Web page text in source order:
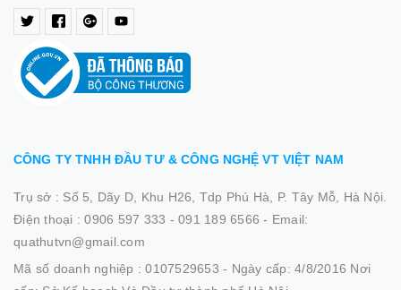
CÔNG TY TNHH ĐẦU TƯ & CÔNG NGHỆ VT VIỆT NAM
Trụ sở : Số 5, Dãy D, Khu H26, Tdp Phú Hà, P. Tây Mỗ, Hà Nội.
Điện thoại :0906 597 333 - 091 189 6566 - Email:
quathutvn@gmail.com
Mã số doanh nghiệp :0107529653 - Ngày cấp: 4/8/2016 Nơi